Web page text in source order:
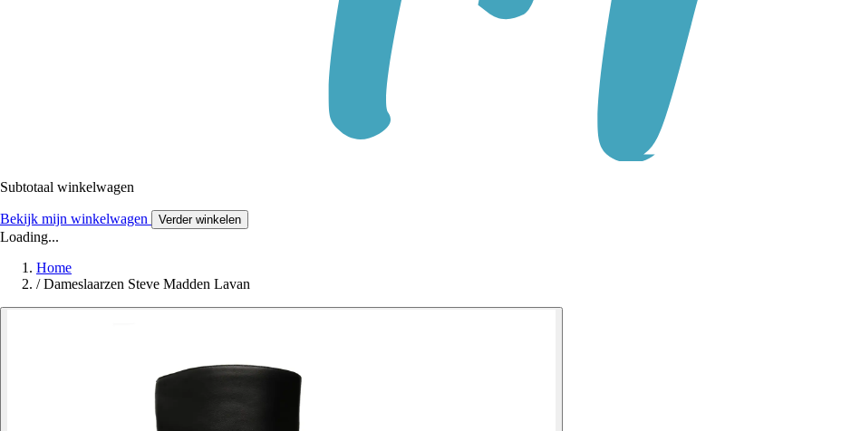
Subtotaal winkelwagen
Bekijk mijn winkelwagen Verder winkelen
Loading...
Home
/ Dameslaarzen Steve Madden Lavan